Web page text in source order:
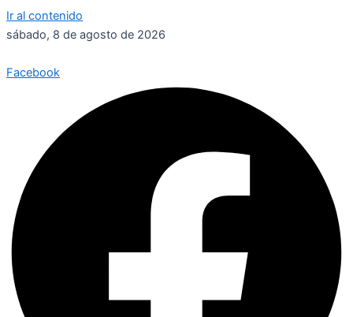
Ir al contenido
sábado, 8 de agosto de 2026
Facebook